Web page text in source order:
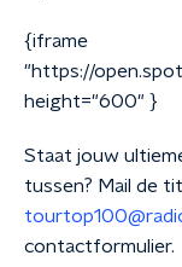
{iframe
"https://
height="600" }
Staat jouw
tussen? Mail de
contactformulier.